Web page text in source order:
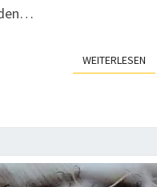
WEITERLESEN